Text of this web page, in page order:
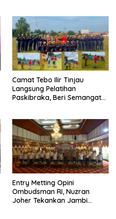
Camat Tebo Ilir Tinjau
Langsung Pelatihan
Paskibraka, Beri Semangat
Entry Metting Opini
Ombudsman RI, Nuzran
Joher Tekankan Jambi